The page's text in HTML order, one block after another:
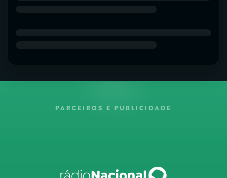
PARCEIROS E PUBLICIDADE